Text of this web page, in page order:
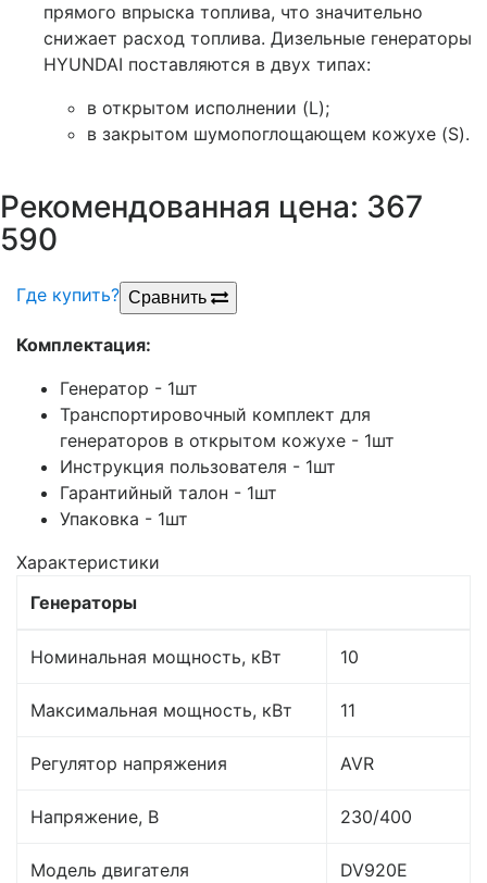
прямого впрыска топлива, что значительно
снижает расход топлива. Дизельные генераторы
HYUNDAI поставляются в двух типах:
в открытом исполнении (L);
в закрытом шумопоглощающем кожухе (S).
Рекомендованная цена: 367
590
Где купить? Сравнить
Комплектация:
Генератор - 1шт
Транспортировочный комплект для
генераторов в открытом кожухе - 1шт
Инструкция пользователя - 1шт
Гарантийный талон - 1шт
Упаковка - 1шт
Характеристики
Генераторы
Номинальная мощность, кВт 10
Максимальная мощность, кВт 11
Регулятор напряжения AVR
Напряжение, В 230/400
Модель двигателя DV920E